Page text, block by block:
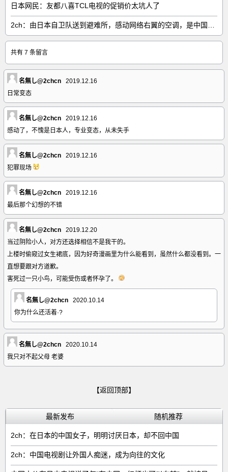
日本网民：友都八喜TCL电视的促销价太坑人了
共有 7 条留言
名無し@2chcn
2019.12.16
日常变态
名無し@2chcn
2019.12.16
感动了，不愧是日本人，专业变态，从未失手
名無し@2chcn
2019.12.16
犯罪现场
名無し@2chcn
2019.12.16
最后那个幻想的不错
名無し@2chcn
2019.12.20
当过阴险小人，对方还选择相信不是我干的。
上楼时偷窥过女生裙底，因为好奇漫画里为什么能看到，虽然什么都没看到。一
直想要跟对方道歉。
害死过一只小鸟，可能受伤或者怀孕了。
名無し@2chcn
2020.10.14
你为什么还活着·?
名無し@2chcn
2020.10.14
我只对不起父母 老婆
【返回顶部】
最新发布 随机推荐
2ch：在日本的中国女子，明明讨厌日本，却不回中国
2ch：中国电视剧让外国人痴迷，成为向往的文化